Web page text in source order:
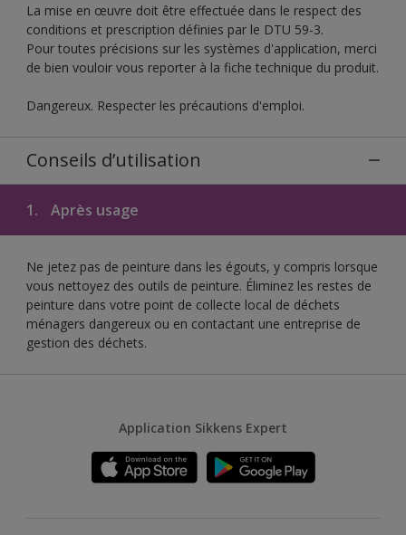
La mise en œuvre doit être effectuée dans le respect des
conditions et prescription définies par le DTU 59-3.
Pour toutes précisions sur les systèmes d'application, merci
de bien vouloir vous reporter à la fiche technique du produit.
Dangereux. Respecter les précautions d'emploi.
Conseils d’utilisation
1. Après usage
Ne jetez pas de peinture dans les égouts, y compris lorsque
vous nettoyez des outils de peinture. Éliminez les restes de
peinture dans votre point de collecte local de déchets
ménagers dangereux ou en contactant une entreprise de
gestion des déchets.
Application Sikkens Expert